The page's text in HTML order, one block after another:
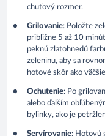
chuťový rozmer.
Grilovanie: Položte
približne 5 až 10
peknú zlatohnedú
zeleninu, aby sa
hotové skôr ako
Ochutenie: Po
alebo ďalším
bylinky, ako je
Servírovanie: Hotovú